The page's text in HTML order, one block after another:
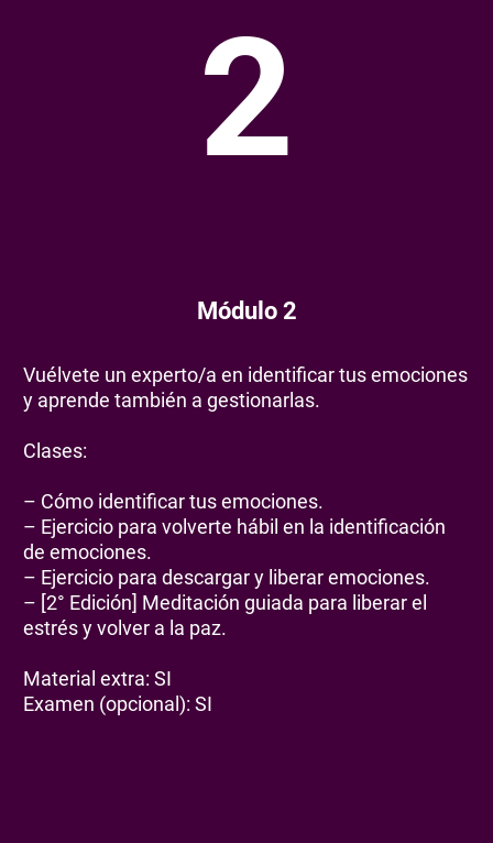
2
Módulo 2
Vuélvete un experto/a en identificar tus emociones
y aprende también a gestionarlas.
Clases:
– Cómo identificar tus emociones.
– Ejercicio para volverte hábil en la identificación
de emociones.
– Ejercicio para descargar y liberar emociones.
– [2° Edición] Meditación guiada para liberar el
estrés y volver a la paz.
Material extra: SI
Examen (opcional): SI